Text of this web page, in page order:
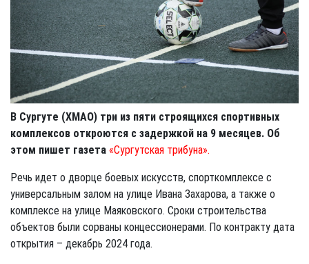
В Сургуте (ХМАО) три из пяти строящихся спортивных
комплексов откроются с задержкой на 9 месяцев. Об
этом пишет газета «Сургутская трибуна».
Речь идет о дворце боевых искусств, спорткомплексе с
универсальным залом на улице Ивана Захарова, а также о
комплексе на улице Маяковского. Сроки строительства
объектов были сорваны концессионерами. По контракту дата
открытия – декабрь 2024 года.